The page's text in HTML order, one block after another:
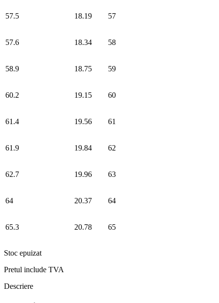
57.5 18.19 57
57.6 18.34 58
58.9 18.75 59
60.2 19.15 60
61.4 19.56 61
61.9 19.84 62
62.7 19.96 63
64 20.37 64
65.3 20.78 65
Stoc epuizat
Pretul include TVA
Descriere